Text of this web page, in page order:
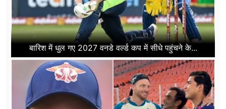
बारिश में धुल गए 2027 वनडे वर्ल्ड कप में सीधे पहुंचने के...